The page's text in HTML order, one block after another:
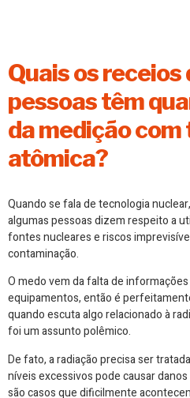
Quais os receios
pessoas têm
da medição
atômica?
Quando se fala de tecnologia
algumas pessoas dizem respeito a
fontes nucleares e riscos
contaminação.
O medo vem da falta de
equipamentos, então é
quando escuta algo relacionado à
foi um assunto polêmico.
De fato, a radiação precisa ser
níveis excessivos pode causar
são casos que dificilmente